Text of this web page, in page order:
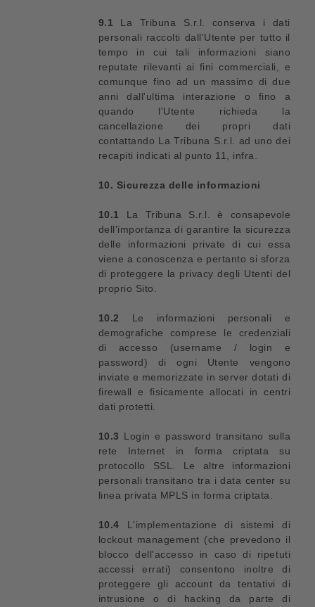
9.1 La Tribuna S.r.l. conserva i dati
personali raccolti dall'Utente per tutto il
tempo in cui tali informazioni siano
reputate rilevanti ai fini commerciali, e
comunque fino ad un massimo di due
anni dall’ultima interazione o fino a
quando l'Utente richieda la
cancellazione dei propri dati
contattando La Tribuna S.r.l. ad uno dei
recapiti indicati al punto 11, infra.
10. Sicurezza delle informazioni
10.1 La Tribuna S.r.l. è consapevole
dell'importanza di garantire la sicurezza
delle informazioni private di cui essa
viene a conoscenza e pertanto si sforza
di proteggere la privacy degli Utenti del
proprio Sito.
10.2 Le informazioni personali e
demografiche comprese le credenziali
di accesso (username / login e
password) di ogni Utente vengono
inviate e memorizzate in server dotati di
firewall e fisicamente allocati in centri
dati protetti.
10.3 Login e password transitano sulla
rete Internet in forma criptata su
protocollo SSL. Le altre informazioni
personali transitano tra i data center su
linea privata MPLS in forma criptata.
10.4 L'implementazione di sistemi di
lockout management (che prevedono il
blocco dell'accesso in caso di ripetuti
accessi errati) consentono inoltre di
proteggere gli account da tentativi di
intrusione o di hacking da parte di